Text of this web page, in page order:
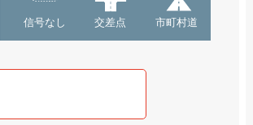
信号なし 交差点 市町村道